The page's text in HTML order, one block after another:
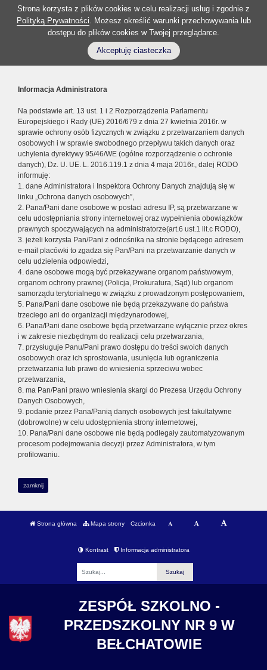
Strona korzysta z plików cookies w celu realizacji usług i zgodnie z
Polityką Prywatności. Możesz określić warunki przechowywania lub
dostępu do plików cookies w Twojej przeglądarce.
Akceptuję ciasteczka
Informacja Administratora
Na podstawie art. 13 ust. 1 i 2 Rozporządzenia Parlamentu
Europejskiego i Rady (UE) 2016/679 z dnia 27 kwietnia 2016r. w
sprawie ochrony osób fizycznych w związku z przetwarzaniem danych
osobowych i w sprawie swobodnego przepływu takich danych oraz
uchylenia dyrektywy 95/46/WE (ogólne rozporządzenie o ochronie
danych), Dz. U. UE. L. 2016.119.1 z dnia 4 maja 2016r., dalej RODO
informuję:
1. dane Administratora i Inspektora Ochrony Danych znajdują się w
linku „Ochrona danych osobowych”,
2. Pana/Pani dane osobowe w postaci adresu IP, są przetwarzane w
celu udostępniania strony internetowej oraz wypełnienia obowiązków
prawnych spoczywających na administratorze(art.6 ust.1 lit.c RODO),
3. jeżeli korzysta Pan/Pani z odnośnika na stronie będącego adresem
e-mail placówki to zgadza się Pan/Pani na przetwarzanie danych w
celu udzielenia odpowiedzi,
4. dane osobowe mogą być przekazywane organom państwowym,
organom ochrony prawnej (Policja, Prokuratura, Sąd) lub organom
samorządu terytorialnego w związku z prowadzonym postępowaniem,
5. Pana/Pani dane osobowe nie będą przekazywane do państwa
trzeciego ani do organizacji międzynarodowej,
6. Pana/Pani dane osobowe będą przetwarzane wyłącznie przez okres
i w zakresie niezbędnym do realizacji celu przetwarzania,
7. przysługuje Panu/Pani prawo dostępu do treści swoich danych
osobowych oraz ich sprostowania, usunięcia lub ograniczenia
przetwarzania lub prawo do wniesienia sprzeciwu wobec
przetwarzania,
8. ma Pan/Pani prawo wniesienia skargi do Prezesa Urzędu Ochrony
Danych Osobowych,
9. podanie przez Pana/Panią danych osobowych jest fakultatywne
(dobrowolne) w celu udostępnienia strony internetowej,
10. Pana/Pani dane osobowe nie będą podlegały zautomatyzowanym
procesom podejmowania decyzji przez Administratora, w tym
profilowaniu.
zamknij
Strona główna Mapa strony Czcionka
Kontrast Informacja administratora
ZESPÓŁ SZKOLNO -
PRZEDSZKOLNY NR 9 W
BEŁCHATOWIE